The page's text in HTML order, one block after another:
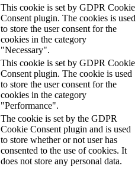
This cookie is set by GDPR Cookie
Consent plugin. The cookies is used
to store the user consent for the
cookies in the category
"Necessary".
This cookie is set by GDPR Cookie
Consent plugin. The cookie is used
to store the user consent for the
cookies in the category
"Performance".
The cookie is set by the GDPR
Cookie Consent plugin and is used
to store whether or not user has
consented to the use of cookies. It
does not store any personal data.